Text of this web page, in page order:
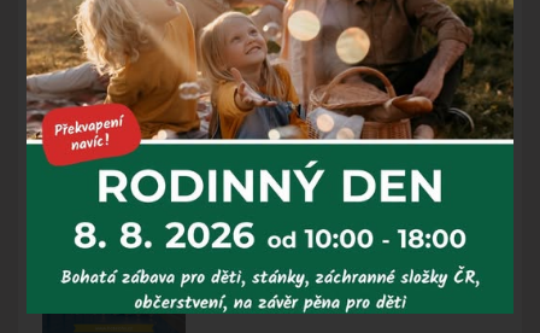
jeseniky/89207-jarni-pobyt-s-neomezenym-wellness-a-
polopenzi/
Pobyt na 3 noci: https://www.hotelchs.cz/cs/pobyty-
jeseniky/114567-jarni-pobyt-s-neomezenym-wellness-a-
polopenzi-3-noci/
Těšíme se na vás na Sedle.